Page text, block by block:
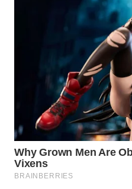
KONSUMEN
LISTRIK
MASYARAKAT
KELISTRIKAN